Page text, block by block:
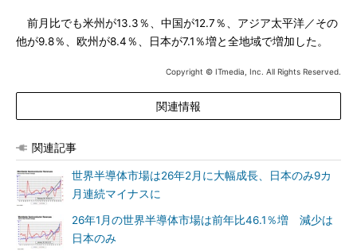
前月比でも米州が13.3％、中国が12.7％、アジア太平洋／その
他が9.8％、欧州が8.4％、日本が7.1％増と全地域で増加した。
Copyright © ITmedia, Inc. All Rights Reserved.
関連情報
関連記事
世界半導体市場は26年2月に大幅成長、日本のみ9カ
月連続マイナスに
26年1月の世界半導体市場は前年比46.1％増 減少は
日本のみ